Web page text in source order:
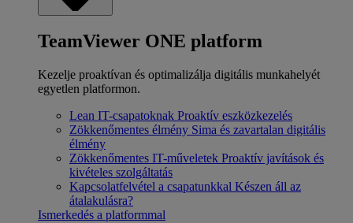
TeamViewer ONE platform
Kezelje proaktívan és optimalizálja digitális munkahelyét
egyetlen platformon.
Lean IT-csapatoknak Proaktív eszközkezelés
Zökkenőmentes élmény Sima és zavartalan digitális
élmény
Zökkenőmentes IT-műveletek Proaktív javítások és
kivételes szolgáltatás
Kapcsolatfelvétel a csapatunkkal Készen áll az
átalakulásra?
Ismerkedés a platformmal